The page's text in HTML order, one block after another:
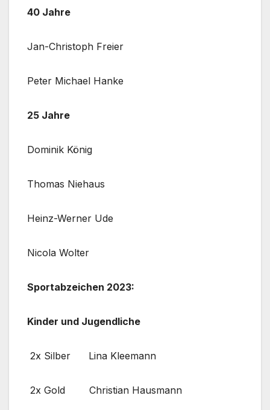
40 Jahre
Jan-Christoph Freier
Peter Michael Hanke
25 Jahre
Dominik König
Thomas Niehaus
Heinz-Werner Ude
Nicola Wolter
Sportabzeichen 2023:
Kinder und Jugendliche
2x Silber Lina Kleemann
2x Gold Christian Hausmann